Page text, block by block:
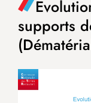
supports